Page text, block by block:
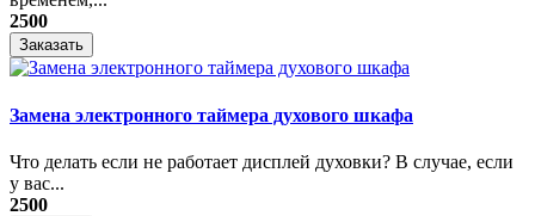
2500
Заказать
Замена электронного таймера духового шкафа
Что делать если не работает дисплей духовки? В случае, если
у вас...
2500